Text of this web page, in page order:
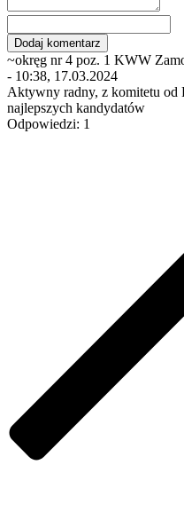
~okręg nr 4 poz. 1 KWW
- 10:38, 17.03.2024
Aktywny radny, z komitetu od
najlepszych kandydatów
Odpowiedzi: 1